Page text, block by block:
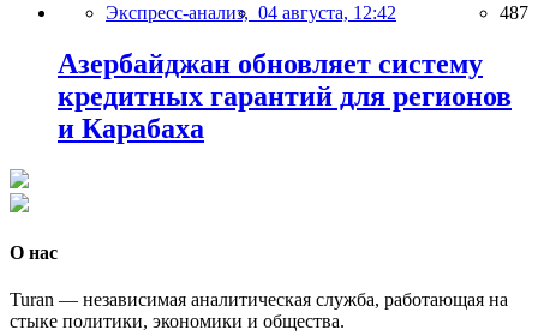
Экспресс-анализ, 04 августа, 12:42 487
Азербайджан обновляет систему
кредитных гарантий для регионов
и Карабаха
О нас
Turan — независимая аналитическая служба, работающая на
стыке политики, экономики и общества.